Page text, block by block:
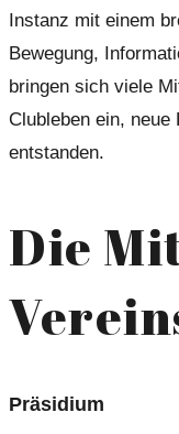
Instanz mit einem
Bewegung,
bringen sich viele
Clubleben ein, neue
entstanden.
Die
Präsidium